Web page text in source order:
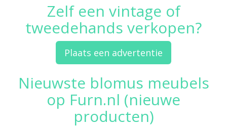
Zelf een vintage of
tweedehands verkopen?
Plaats een advertentie
Nieuwste blomus meubels
op Furn.nl (nieuwe
producten)